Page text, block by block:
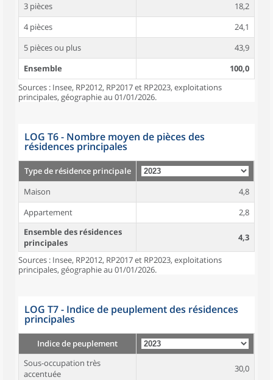
3 pièces
18,2
4 pièces
24,1
5 pièces ou plus
43,9
Ensemble
100,0
Sources : Insee, RP2012, RP2017 et RP2023, exploitations
principales, géographie au 01/01/2026.
LOG T6 - Nombre moyen de pièces des
résidences principales
Type de résidence principale
Maison
4,8
Appartement
2,8
Ensemble des résidences
principales
4,3
Sources : Insee, RP2012, RP2017 et RP2023, exploitations
principales, géographie au 01/01/2026.
LOG T7 - Indice de peuplement des résidences
principales
Indice de peuplement
Sous-occupation très
accentuée
30,0